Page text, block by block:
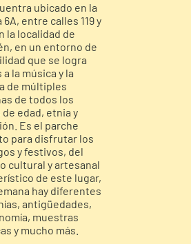
ubicado en la
6A, entre calles 119 y
la localidad de
en un entorno de
que se logra
a la música y la
de múltiples
de todos los
edad, etnia y
Es el parche
para disfrutar los
y festivos, del
cultural y artesanal
de este lugar,
hay diferentes
antigüedades,
muestras
y mucho más.